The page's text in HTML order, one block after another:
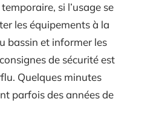
si l’usage se
les équipements à la
bassin et informer les
de sécurité est
Quelques minutes
parfois des années de